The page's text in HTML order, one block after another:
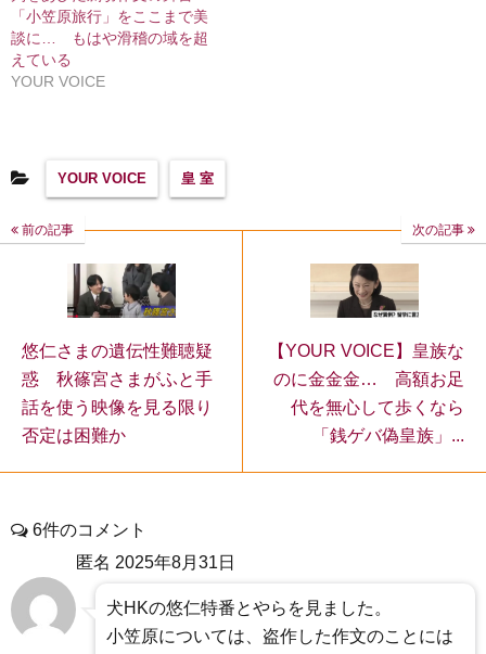
「小笠原旅行」をここまで美
談に… もはや滑稽の域を超
えている
YOUR VOICE
YOUR VOICE 皇 室
前の記事
悠仁さまの遺伝性難聴疑
惑 秋篠宮さまがふと手
話を使う映像を見る限り
否定は困難か
次の記事
【YOUR VOICE】皇族な
のに金金金… 高額お足
代を無心して歩くなら
「銭ゲバ偽皇族」...
6件のコメント
匿名 2025年8月31日
犬HKの悠仁特番とやらを見ました。
小笠原については、盗作した作文のことには